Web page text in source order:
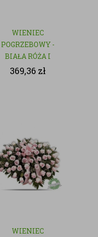
WIENIEC
POGRZEBOWY -
BIAŁA RÓŻA I
GOŹDZIK
369,36 zł
WIENIEC